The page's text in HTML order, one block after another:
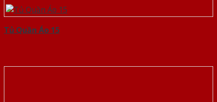
Tủ Quần Áo 15